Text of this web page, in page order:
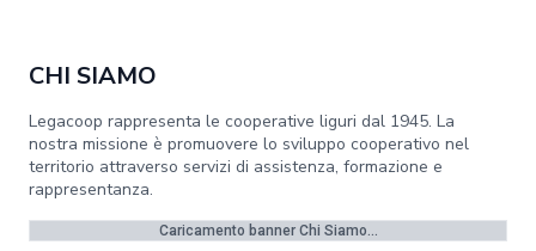
CHI SIAMO
Legacoop rappresenta le cooperative liguri dal 1945. La
nostra missione è promuovere lo sviluppo cooperativo nel
territorio attraverso servizi di assistenza, formazione e
rappresentanza.
Caricamento banner Chi Siamo...